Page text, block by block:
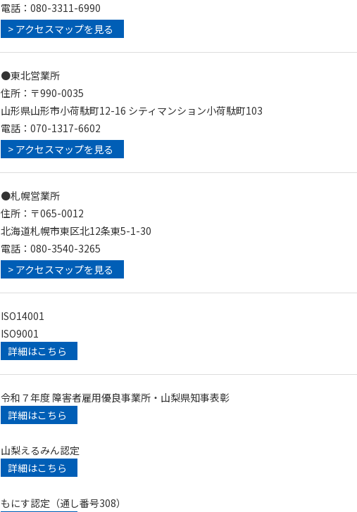
電話：080-3311-6990
> アクセスマップを見る
●東北営業所
住所：〒990-0035
山形県山形市小荷駄町12-16 シティマンション小荷駄町103
電話：070-1317-6602
> アクセスマップを見る
●札幌営業所
住所：〒065-0012
北海道札幌市東区北12条東5-1-30
電話：080-3540-3265
> アクセスマップを見る
ISO14001
ISO9001
詳細はこちら
令和７年度 障害者雇用優良事業所・山梨県知事表彰
詳細はこちら
山梨えるみん認定
詳細はこちら
もにす認定（通し番号308）